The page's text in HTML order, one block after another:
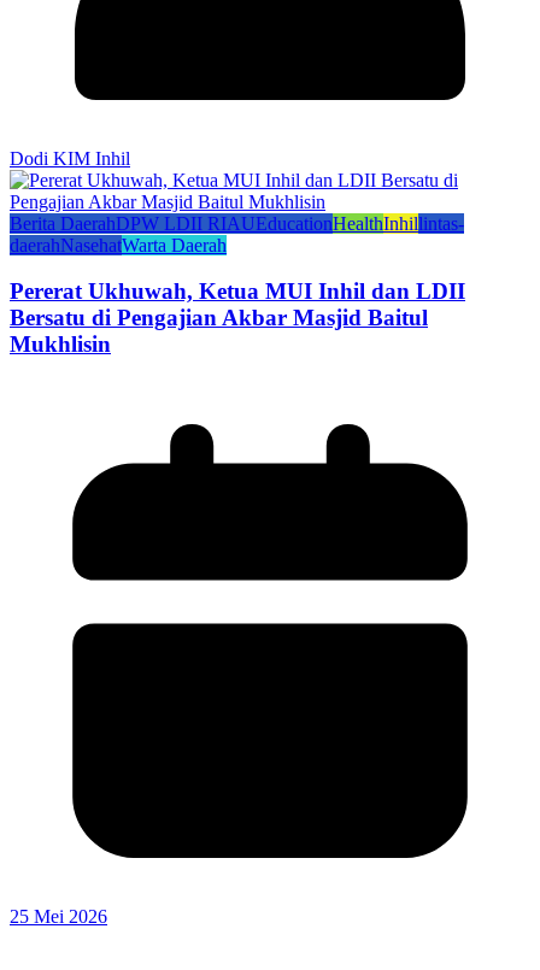
Dodi KIM Inhil
Berita DaerahDPW LDII RIAUEducationHealthInhillintas-
daerahNasehatWarta Daerah
Pererat Ukhuwah, Ketua MUI Inhil dan LDII
Bersatu di Pengajian Akbar Masjid Baitul
Mukhlisin
25 Mei 2026